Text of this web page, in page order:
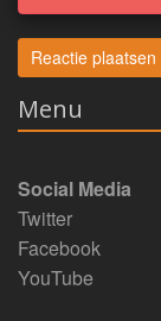
Menu
Social Media
Twitter
Facebook
YouTube